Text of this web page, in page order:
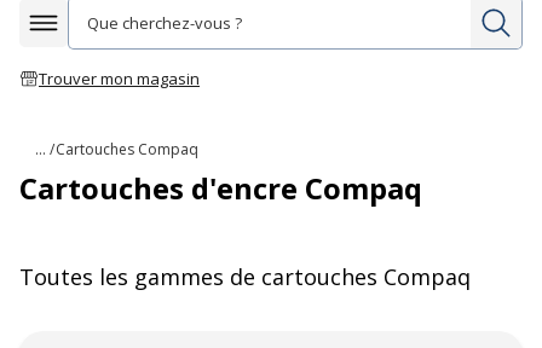
Afficher la navigation
Trouver mon magasin
... /Cartouches Compaq
Cartouches d'encre Compaq
Toutes les gammes de cartouches Compaq